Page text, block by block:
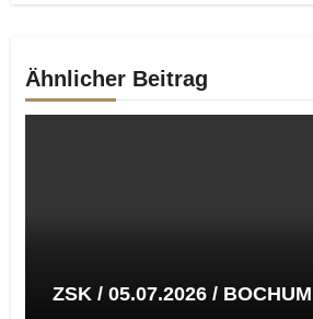
Ähnlicher Beitrag
ZSK / 05.07.2026 /